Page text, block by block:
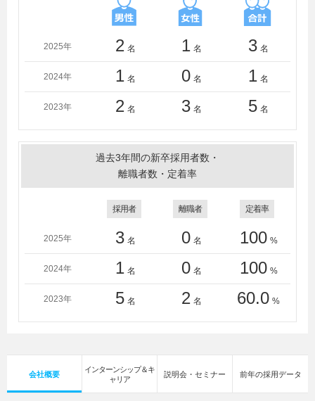
2025年 2 名 1 名 3 名
2024年 1 名 0 名 1 名
2023年 2 名 3 名 5 名
過去3年間の新卒採用者数・
離職者数・定着率
採用者 離職者 定着率
2025年 3 名 0 名 100 %
2024年 1 名 0 名 100 %
2023年 5 名 2 名 60.0 %
会社概要
インターンシップ＆キ
ャリア
説明会・セミナー 前年の採用データ